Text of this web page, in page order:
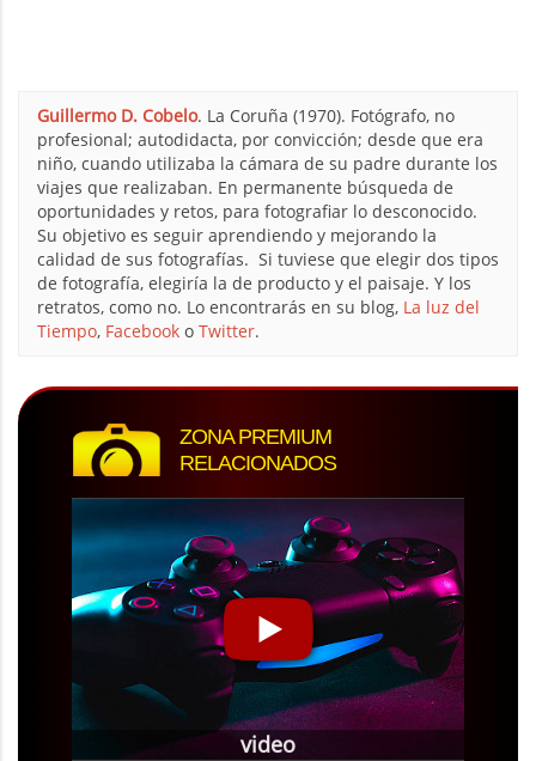
Guillermo D. Cobelo. La Coruña (1970). Fotógrafo, no
profesional; autodidacta, por convicción; desde que era
niño, cuando utilizaba la cámara de su padre durante los
viajes que realizaban. En permanente búsqueda de
oportunidades y retos, para fotografiar lo desconocido.
Su objetivo es seguir aprendiendo y mejorando la
calidad de sus fotografías. Si tuviese que elegir dos tipos
de fotografía, elegiría la de producto y el paisaje. Y los
retratos, como no. Lo encontrarás en su blog, La luz del
Tiempo, Facebook o Twitter.
ZONA PREMIUM
RELACIONADOS
video